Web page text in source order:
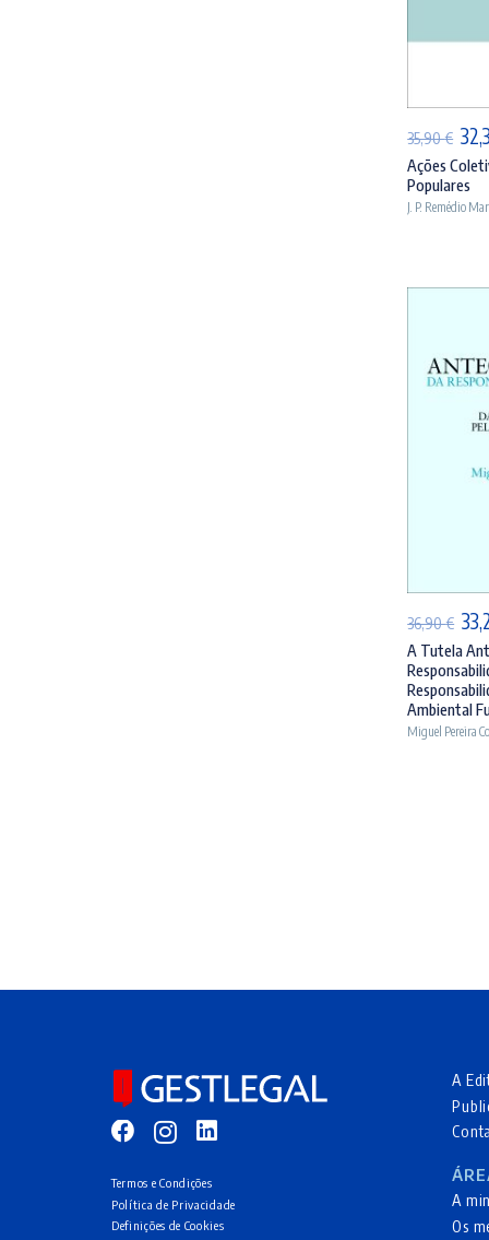
35,90€ O
Ações
Populares
J. P. Remédio
36,90€ O
era:
A Tutela
Ambiental
Miguel Pereira
Termos e Condições
Política de Privacidade
Definições de Cookies
A
A
Os